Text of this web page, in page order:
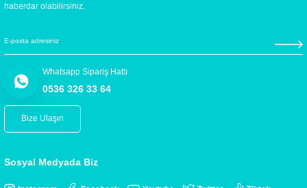
haberdar olabilirsiniz.
Whatsapp Sipariş Hattı
0536 326 33 64
Bize Ulaşın
Sosyal Medyada Biz